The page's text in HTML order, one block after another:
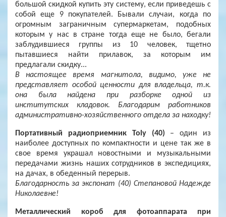
большой скидкой купить эту систему, если приведешь с
собой еще 9 покупателей. Бывали случаи, когда по
огромным заграничным супермаркетам, подобных
которым у нас в стране тогда еще не было, бегали
заблудившиеся группы из 10 человек, тщетно
пытавшиеся найти прилавок, за которым им
предлагали скидку...
В настоящее время магнитола, видимо, уже не
представляет особой ценности для владельца, т.к.
она была найдена при разборке одной из
институтских кладовок. Благодарим работников
административно-хозяйственного отдела за находку!
Портативный радиоприемник Toly (40) – один из
наиболее доступных по компактности и цене так же в
свое время украшал новостными и музыкальными
передачами жизнь наших сотрудников в экспедициях,
на дачах, в обеденный перерыв.
Благодарность за экспонат (40) Степановой Надежде
Николаевне!
Металлический короб для фотоаппарата при